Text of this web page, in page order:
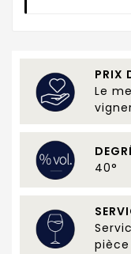
PRIX
Le
40°
pièce